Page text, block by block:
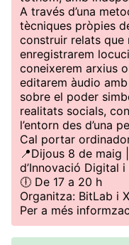
A través d’una
tècniques pròpies
construir relats que
enregistrarem
coneixerem arxius
editarem àudio
sobre el poder
realitats socials,
l’entorn des d’una
Cal portar
📍Dijous 8 de maig
d’Innovació Digital
🕕 De 17 a 20 h
Organitza: BitLab i
Per a més